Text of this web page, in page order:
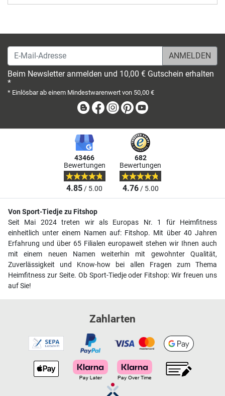
E-Mail-Adresse
Beim Newsletter anmelden und 10,00 € Gutschein erhalten
*
* Einlösbar ab einem Mindestwarenwert von 50,00 €
BlogFacebook
Instagram
Pinterest
43466
Bewertungen
4.85/ 5.00
682
Bewertungen
4.76/ 5.00
Von Sport-Tiedje zu Fitshop
Seit Mai 2024 treten wir als Europas Nr. 1 für Heimfitness
einheitlich unter einem Namen auf: Fitshop. Mit über 40 Jahren
Erfahrung und über 65 Filialen europaweit stehen wir Ihnen auch
mit einem neuen Namen weiterhin mit gewohnter Qualität,
Zuverlässigkeit und Know-how bei allen Fragen zum Thema
Heimfitness zur Seite. Ob Sport-Tiedje oder Fitshop: Wir freuen uns
auf Sie!
Zahlarten